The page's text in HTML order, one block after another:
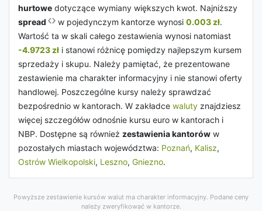
hurtowe dotyczące wymiany większych kwot. Najniższy
spread
w pojedynczym kantorze wynosi 0.003 zł.
Wartość ta w skali całego zestawienia wynosi natomiast
-4.9723 zł i stanowi różnicę pomiędzy najlepszym kursem
sprzedaży i skupu. Należy pamiętać, że prezentowane
zestawienie ma charakter informacyjny i nie stanowi oferty
handlowej. Poszczególne kursy należy sprawdzać
bezpośrednio w kantorach. W zakładce waluty znajdziesz
więcej szczegółów odnośnie kursu euro w kantorach i
NBP. Dostępne są również zestawienia kantorów w
pozostałych miastach województwa: Poznań, Kalisz,
Ostrów Wielkopolski, Leszno, Gniezno.
Powyższe zestawienie kursów walut ma charakter informacyjny. Podane ceny
należy zweryfikować w kantorze.